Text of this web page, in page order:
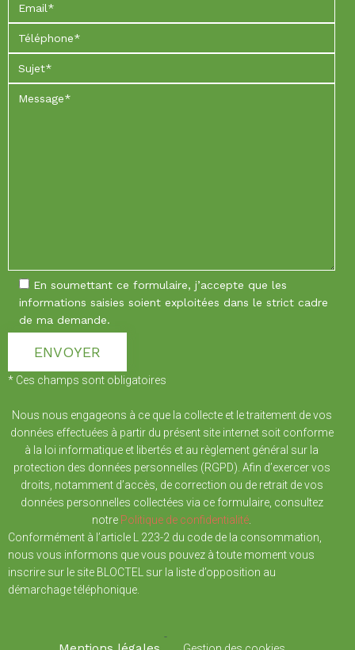
En soumettant ce formulaire, j’accepte que les
informations saisies soient exploitées dans le strict cadre
de ma demande.
* Ces champs sont obligatoires
Nous nous engageons à ce que la collecte et le traitement de vos
données effectuées à partir du présent site internet soit conforme
à la loi informatique et libertés et au règlement général sur la
protection des données personnelles (RGPD). Afin d’exercer vos
droits, notamment d’accès, de correction ou de retrait de vos
données personnelles collectées via ce formulaire, consultez
notre Politique de confidentialité
Conformément à l’article L 223-2 du code de la consommation,
nous vous informons que vous pouvez à toute moment vous
inscrire sur le site BLOCTEL sur la liste d’opposition au
démarchage téléphonique.
-